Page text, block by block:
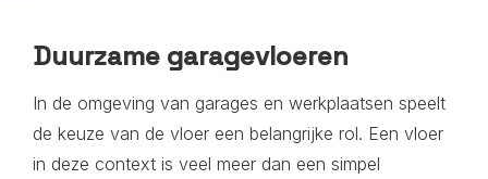
Duurzame garagevloeren
In de omgeving van garages en werkplaatsen speelt
de keuze van de vloer een belangrijke rol. Een vloer
in deze context is veel meer dan een simpel